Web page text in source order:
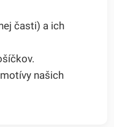
časti) a ich
našich